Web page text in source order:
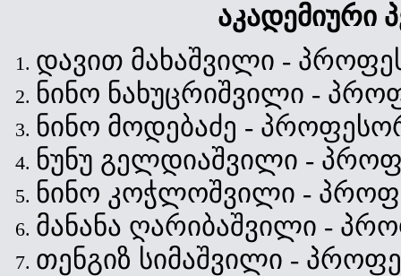
აკადემიური
დავით მახაშვილი -
ნინო ნახუცრიშვილი -
ნინო მოდებაძე -
ნუნუ გელდიაშვილი -
ნინო კოჭლოშვილი -
მანანა ღარიბაშვილი -
თენგიზ სიმაშვილი -